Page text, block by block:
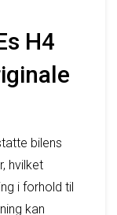
H4
bilens
hvilket
i forhold til
kan